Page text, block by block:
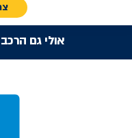
אולי גם